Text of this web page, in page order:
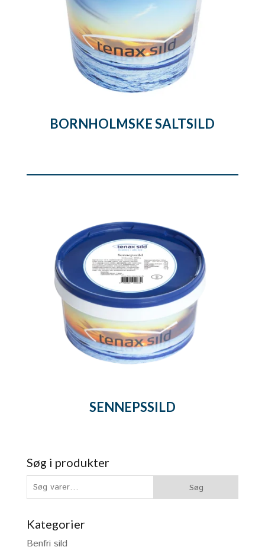
BORNHOLMSKE SALTSILD
SENNEPSSILD
Søg i produkter
efter:
Søg
Kategorier
Benfri sild